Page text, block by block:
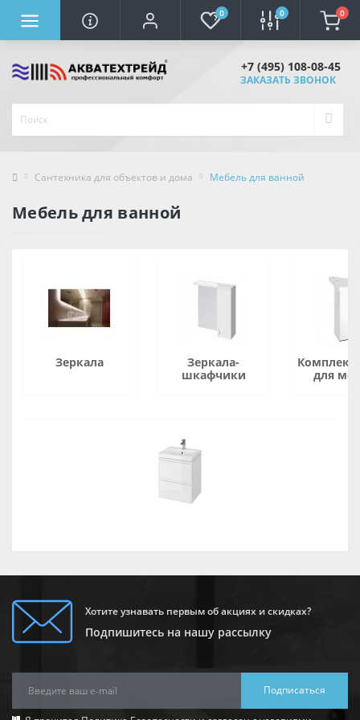
0 0 0
+7 (495) 108-08-45
ЗАКАЗАТЬ ЗВОНОК
Сантехника для объектов и дома Мебель для ванной
Мебель для ванной
Зеркала
Зеркала-
шкафчики
для
Хотите узнавать первым об акциях и скидках?
Подпишитесь на нашу рассылку
Подписаться